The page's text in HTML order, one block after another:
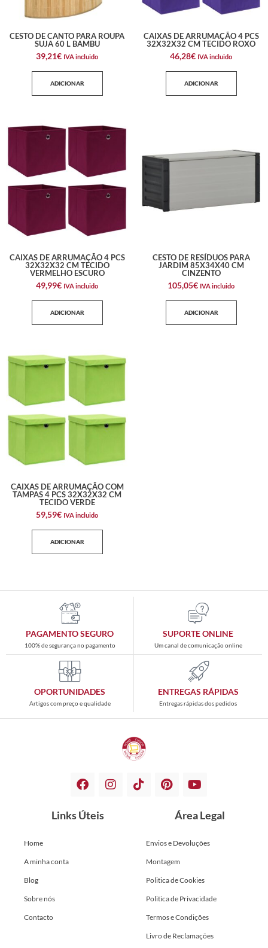
CESTO DE CANTO PARA ROUPA
SUJA 60 L BAMBU
39,21€ IVA incluido
ADICIONAR
CAIXAS DE ARRUMAÇÃO 4 PCS
32X32X32 CM TECIDO ROXO
46,28€ IVA incluido
ADICIONAR
CAIXAS DE ARRUMAÇÃO 4 PCS
32X32X32 CM TECIDO
VERMELHO ESCURO
49,99€ IVA incluido
ADICIONAR
CESTO DE RESÍDUOS PARA
JARDIM 85X34X40 CM
CINZENTO
105,05€ IVA incluido
ADICIONAR
CAIXAS DE ARRUMAÇÃO COM
TAMPAS 4 PCS 32X32X32 CM
TECIDO VERDE
59,59€ IVA incluido
ADICIONAR
PAGAMENTO SEGURO
100% de segurança no pagamento
SUPORTE ONLINE
Um canal de comunicação online
OPORTUNIDADES
Artigos com preço e qualidade
ENTREGAS RÁPIDAS
Entregas rápidas dos pedidos
Links Úteis
Home
A minha conta
Blog
Sobre nós
Contacto
Área Legal
Envios e Devoluções
Montagem
Politica de Cookies
Politica de Privacidade
Termos e Condições
Livro de Reclamações